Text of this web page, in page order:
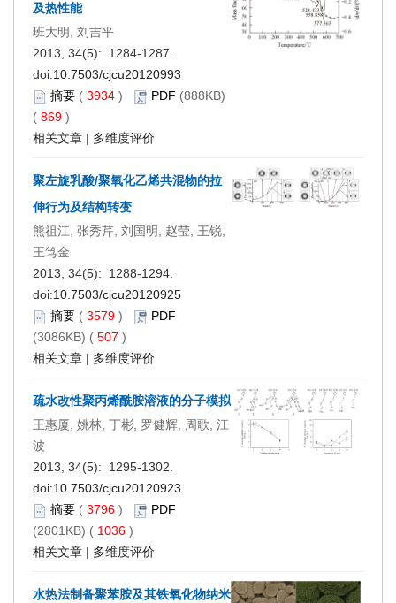
及热性能
班大明, 刘吉平
2013, 34(5): 1284-1287.
doi:10.7503/cjcu20120993
摘要 ( 3934 ) PDF (888KB)
( 869 )
相关文章 | 多维度评价
聚左旋乳酸/聚氧化乙烯共混物的拉
伸行为及结构转变
熊祖江, 张秀芹, 刘国明, 赵莹, 王锐,
王笃金
2013, 34(5): 1288-1294.
doi:10.7503/cjcu20120925
摘要 ( 3579 )
PDF
(3086KB) ( 507 )
相关文章 | 多维度评价
疏水改性聚丙烯酰胺溶液的分子模拟
王惠厦, 姚林, 丁彬, 罗健辉, 周歌, 江
波
2013, 34(5): 1295-1302.
doi:10.7503/cjcu20120923
摘要 ( 3796 )
PDF
(2801KB) ( 1036 )
相关文章 | 多维度评价
水热法制备聚苯胺及其铁氧化物纳米